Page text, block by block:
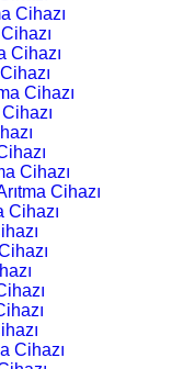
Cihazı
Cihazı
Cihazı
Cihazı
Cihazı
Cihazı
Cihazı